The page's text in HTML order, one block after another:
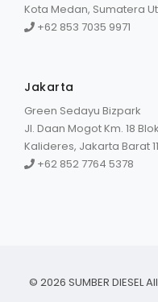
Kota Medan, Sumatera
+62 853 7035 9971
Jakarta
Green Sedayu Bizpark
Jl. Daan Mogot Km. 18
Kalideres, Jakarta Barat
+62 852 7764 5378
© 2026 SUMBER DIESEL